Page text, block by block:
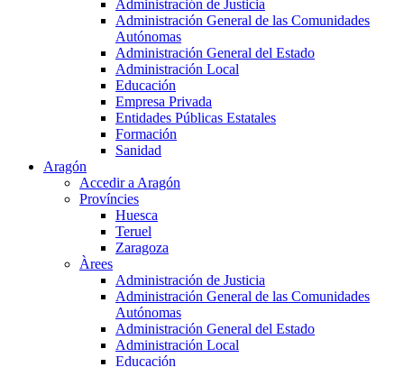
Administración de Justicia
Administración General de las Comunidades
Autónomas
Administración General del Estado
Administración Local
Educación
Empresa Privada
Entidades Públicas Estatales
Formación
Sanidad
Aragón
Accedir a Aragón
Províncies
Huesca
Teruel
Zaragoza
Àrees
Administración de Justicia
Administración General de las Comunidades
Autónomas
Administración General del Estado
Administración Local
Educación